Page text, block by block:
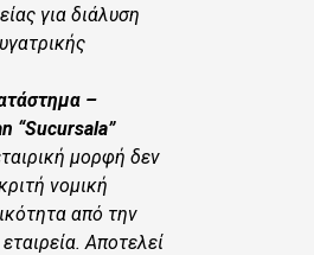
για διάλυση
–
“Sucursala”
μορφή δεν
νομική
από την
Αποτελεί